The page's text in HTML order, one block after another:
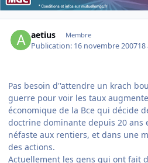
aetius Membre
Publication: 16 novembre 200718
Pas besoin d''attendre un krach
guerre pour voir les taux
économique de la Bce qui décide
doctrine dominante depuis 20
néfaste aux rentiers, et dans une
des actions.
Actuellement les gens qui ont fait